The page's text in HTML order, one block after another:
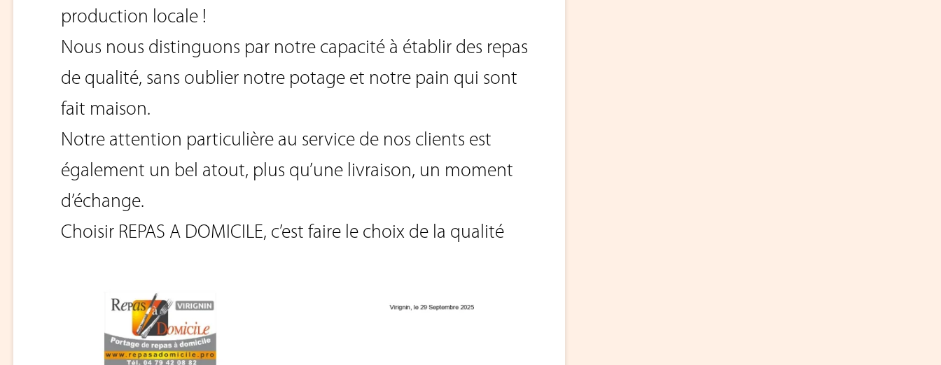
production locale !
Nous nous distinguons par notre capacité à établir des repas
de qualité, sans oublier notre potage et notre pain qui sont
fait maison.
Notre attention particulière au service de nos clients est
également un bel atout, plus qu’une livraison, un moment
d’échange.
Choisir REPAS A DOMICILE, c’est faire le choix de la qualité